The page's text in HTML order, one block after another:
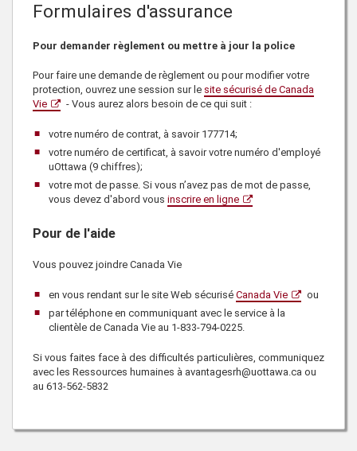
Formulaires d'assurance
Pour demander règlement ou mettre à jour la police
Pour faire une demande de règlement ou pour modifier votre
protection, ouvrez une session sur le site sécurisé de Canada
Vie
- Vous aurez alors besoin de ce qui suit :
votre numéro de contrat, à savoir 177714;
votre numéro de certificat, à savoir votre numéro d'employé
uOttawa (9 chiffres);
votre mot de passe. Si vous n’avez pas de mot de passe,
vous devez d'abord vous inscrire en ligne
Pour de l'aide
Vous pouvez joindre Canada Vie
en vous rendant sur le site Web sécurisé Canada Vie
ou
par téléphone en communiquant avec le service à la
clientèle de Canada Vieau 1-833-794-0225.
Si vous faites face à des difficultés particulières, communiquez
avec les Ressources humaines à avantagesrh@uottawa.ca ou
au 613-562-5832